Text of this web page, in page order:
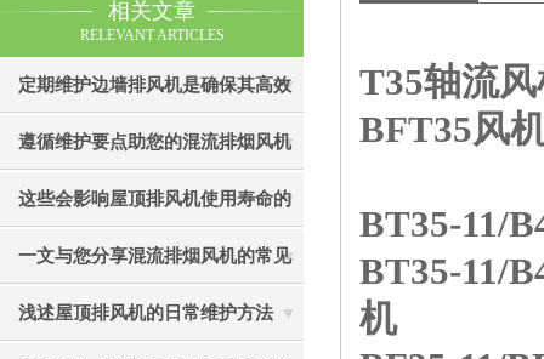
相关文章
RELEVANT ARTICLES
定期维护边墙排风机是确保其高效
通风效果的关键
遵循维护要点助您的混流排烟风机
成为真正“风中卫士”
这些会影响屋顶排风机使用寿命的
因素您知道吗？
一文与您分享混流排烟风机的常见
故障相应解决方法
浅述屋顶排风机的日常维护方法
T35轴流
BFT35风
BT35-11/
BT35-11/
机